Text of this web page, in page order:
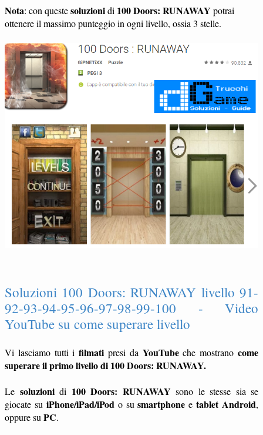
Nota: con questesoluzionidi 100 Doors: RUNAWAY potrai
ottenere il massimo punteggio in ogni livello, ossia 3 stelle.
Soluzioni 100 Doors: RUNAWAY livello 91-
92-93-94-95-96-97-98-99-100 - Video
YouTube su come superare livello
Vi lasciamo tutti ifilmati presi da YouTubeche mostranocome
superare il primo livello di 100 Doors: RUNAWAY.
Le soluzionidi 100 Doors: RUNAWAY sono le stesse sia se
giocate su iPhone/iPad/iPod o susmartphone etablet Android,
oppure su PC.